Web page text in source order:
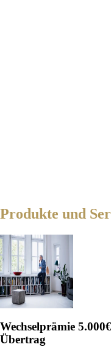
Produkte und
Wechselprämie
Übertrag